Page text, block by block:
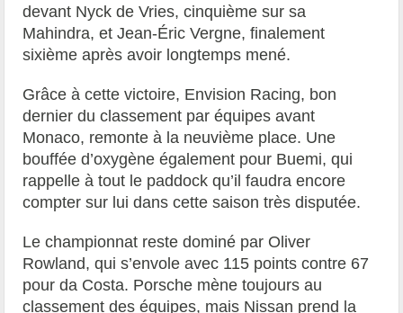
devant Nyck de Vries, cinquième sur sa
Mahindra, et Jean-Éric Vergne, finalement
sixième après avoir longtemps mené.
Grâce à cette victoire, Envision Racing, bon
dernier du classement par équipes avant
Monaco, remonte à la neuvième place. Une
bouffée d’oxygène également pour Buemi, qui
rappelle à tout le paddock qu’il faudra encore
compter sur lui dans cette saison très disputée.
Le championnat reste dominé par Oliver
Rowland, qui s’envole avec 115 points contre 67
pour da Costa. Porsche mène toujours au
classement des équipes, mais Nissan prend la